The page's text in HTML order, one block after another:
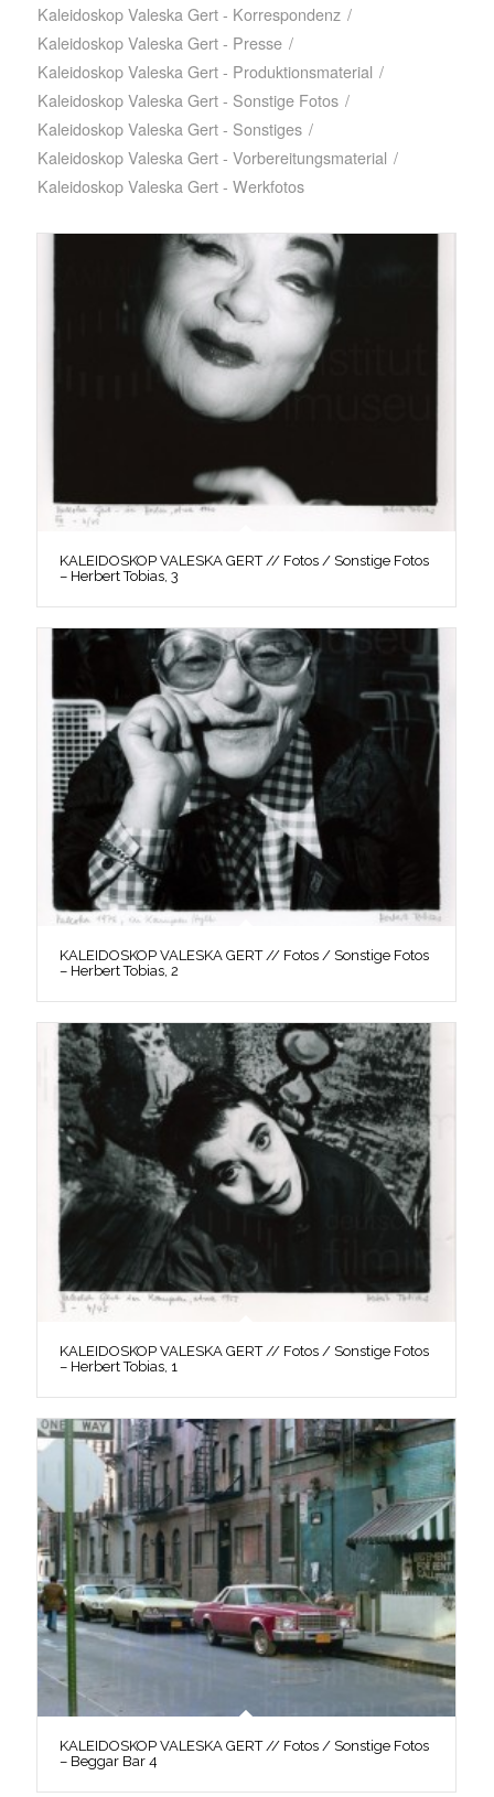
Kaleidoskop Valeska Gert - Korrespondenz /
Kaleidoskop Valeska Gert - Presse /
Kaleidoskop Valeska Gert - Produktionsmaterial /
Kaleidoskop Valeska Gert - Sonstige Fotos /
Kaleidoskop Valeska Gert - Sonstiges /
Kaleidoskop Valeska Gert - Vorbereitungsmaterial /
Kaleidoskop Valeska Gert - Werkfotos
KALEIDOSKOP VALESKA GERT // Fotos / Sonstige Fotos
– Herbert Tobias, 3
KALEIDOSKOP VALESKA GERT // Fotos / Sonstige Fotos
– Herbert Tobias, 2
KALEIDOSKOP VALESKA GERT // Fotos / Sonstige Fotos
– Herbert Tobias, 1
KALEIDOSKOP VALESKA GERT // Fotos / Sonstige Fotos
– Beggar Bar 4